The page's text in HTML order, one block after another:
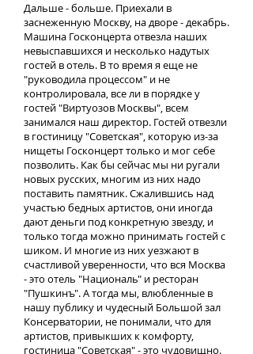
Дальше - больше. Приехали в
заснеженную Москву, на дворе - декабрь.
Машина Госконцерта отвезла наших
невыспавшихся и несколько надутых
гостей в отель. В то время я еще не
"руководила процессом" и не
контролировала, все ли в порядке у
гостей "Виртуозов Москвы", всем
занимался наш директор. Гостей отвезли
в гостиницу "Советская", которую из-за
нищеты Госконцерт только и мог себе
позволить. Как бы сейчас мы ни ругали
новых русских, многим из них надо
поставить памятник. Сжалившись над
участью бедных артистов, они иногда
дают деньги под конкретную звезду, и
только тогда можно принимать гостей с
шиком. И многие из них уезжают в
счастливой уверенности, что вся Москва
- это отель "Националь" и ресторан
"Пушкинъ". А тогда мы, влюбленные в
нашу публику и чудесный Большой зал
Консерватории, не понимали, что для
артистов, привыкших к комфорту,
гостиница "Советская" - это чудовищно.